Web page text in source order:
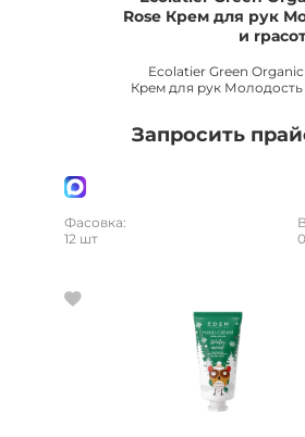
Rose Крем для рук
и
Ecolatier Green
Крем для рук Молодость
Запросить
Фасовка:
12 шт